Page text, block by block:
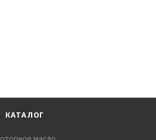
КАТАЛОГ